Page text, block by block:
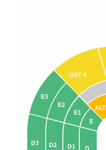
ALT
ÜST A
D
D1
D2
D3
E
E1
E2
E3